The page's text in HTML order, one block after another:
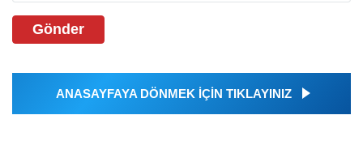
Gönder
ANASAYFAYA DÖNMEK İÇİN TIKLAYINIZ